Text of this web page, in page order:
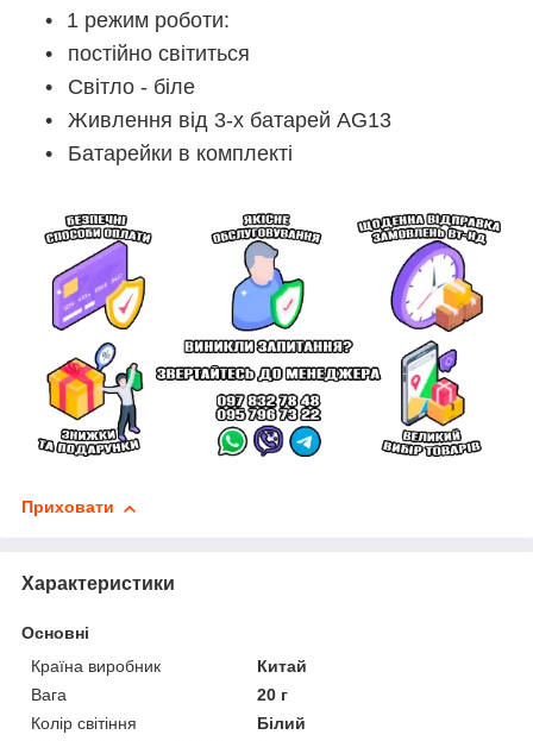
1 режим роботи:
постійно світиться
Світло - біле
Живлення від 3-х батарей АG13
Батарейки в комплекті
Приховати
Характеристики
Основні
Країна виробник
Китай
Вага
20 г
Колір світіння
Білий